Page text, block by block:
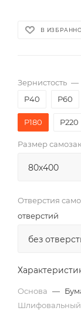
В
Зернистость —
P40
P60
P180 P220
Размер
Отверстия
отверстий
Основа —
Шлифовальный